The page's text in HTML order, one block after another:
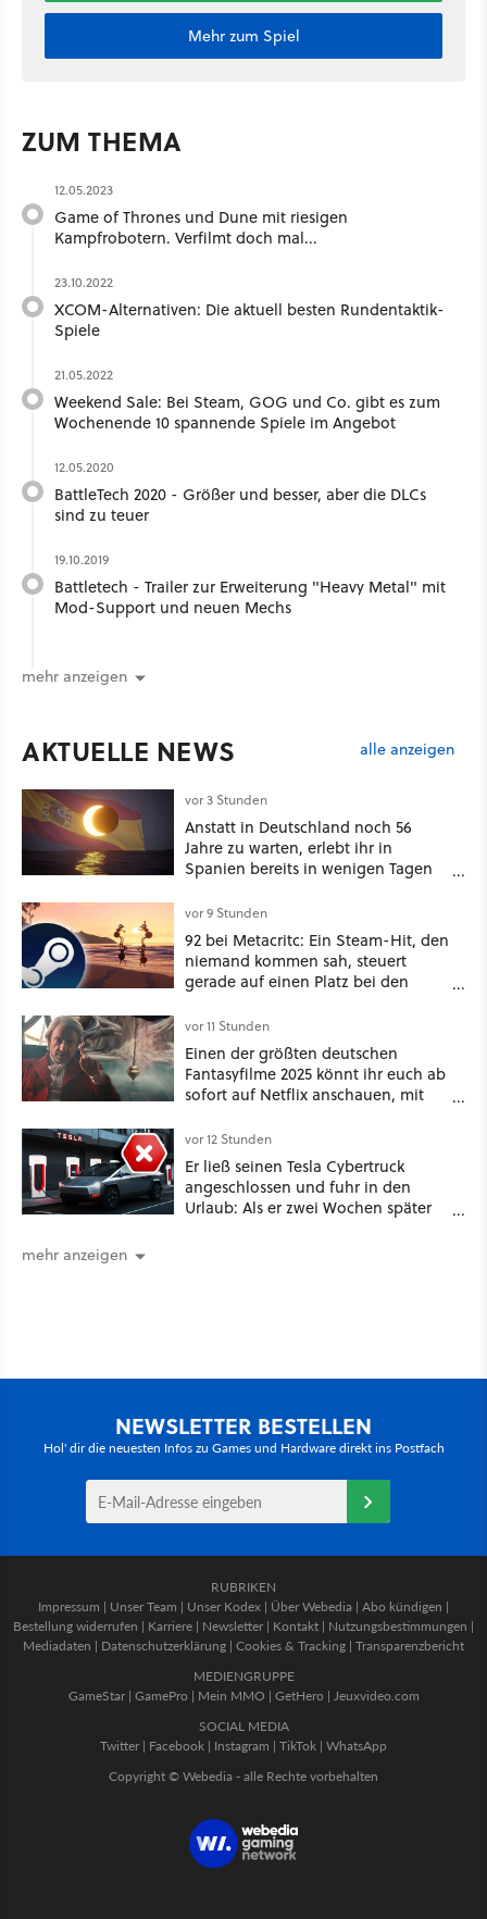
Mehr zum Spiel
ZUM THEMA
12.05.2023
Game of Thrones und Dune mit riesigen
Kampfrobotern. Verfilmt doch mal...
23.10.2022
XCOM-Alternativen: Die aktuell besten Rundentaktik-
Spiele
21.05.2022
Weekend Sale: Bei Steam, GOG und Co. gibt es zum
Wochenende 10 spannende Spiele im Angebot
12.05.2020
BattleTech 2020 - Größer und besser, aber die DLCs
sind zu teuer
19.10.2019
Battletech - Trailer zur Erweiterung "Heavy Metal" mit
Mod-Support und neuen Mechs
mehr anzeigen
AKTUELLE NEWS alle anzeigen
vor 3 Stunden
Anstatt in Deutschland noch 56
Jahre zu warten, erlebt ihr in
Spanien bereits in wenigen Tagen
vor 9 Stunden
92 bei Metacritc: Ein Steam-Hit, den
niemand kommen sah, steuert
gerade auf einen Platz bei den
vor 11 Stunden
Einen der größten deutschen
Fantasyfilme 2025 könnt ihr euch ab
sofort auf Netflix anschauen, mit
vor 12 Stunden
Er ließ seinen Tesla Cybertruck
angeschlossen und fuhr in den
Urlaub: Als er zwei Wochen später
mehr anzeigen
NEWSLETTER BESTELLEN
Hol' dir die neuesten Infos zu Games und Hardware direkt ins Postfach
RUBRIKEN
Impressum | Unser Team | Unser Kodex | Über Webedia | Abo kündigen |
Bestellung widerrufen | Karriere | Newsletter | Kontakt | Nutzungsbestimmungen |
Mediadaten | Datenschutzerklärung | Cookies & Tracking | Transparenzbericht
MEDIENGRUPPE
GameStar| GamePro | Mein MMO | GetHero | Jeuxvideo.com
SOCIAL MEDIA
Twitter | Facebook | Instagram | TikTok | WhatsApp
Copyright © Webedia - alle Rechte vorbehalten